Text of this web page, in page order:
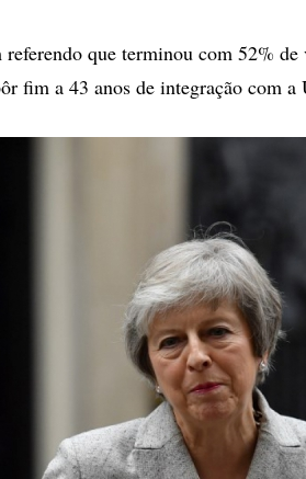
que terminou com 52% de
fim a 43 anos de integração com a